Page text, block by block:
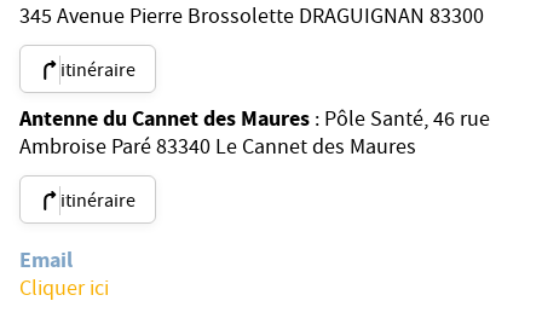
345 Avenue Pierre Brossolette DRAGUIGNAN 83300
itinéraire
Antenne du Cannet des Maures : Pôle Santé, 46 rue
Ambroise Paré 83340 Le Cannet des Maures
itinéraire
Email
Cliquer ici